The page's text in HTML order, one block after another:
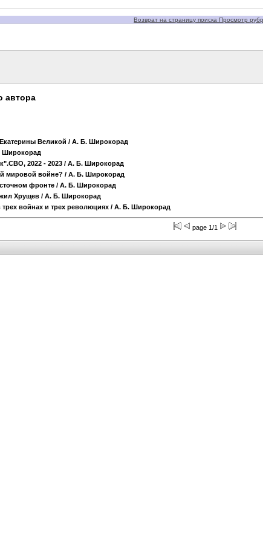
Возврат на страницу поиска Просмотр
автора
Великой / А. Б. Широкорад
2022 - 2023/ А. Б. Широкорад
мировой войне? / А. Б. Широкорад
фронте/ А. Б. Широкорад
Хрущев/ А. Б. Широкорад
войнах и трех революциях/ А. Б. Широкорад
page 1/1